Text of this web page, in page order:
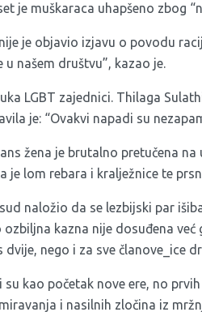
je muškaraca uhapšeno zbog
je objavio izjavu o povodu
našem društvu”, kazao je.
LGBT zajednici. Thilaga
je: “Ovakvi napadi su
žena je brutalno pretučena
je lom rebara i kralježnice te
naložio da se lezbijski par
kazna nije dosuđena
nego i za sve članove_ice
su kao početak nove ere, no
i nasilnih zločina iz